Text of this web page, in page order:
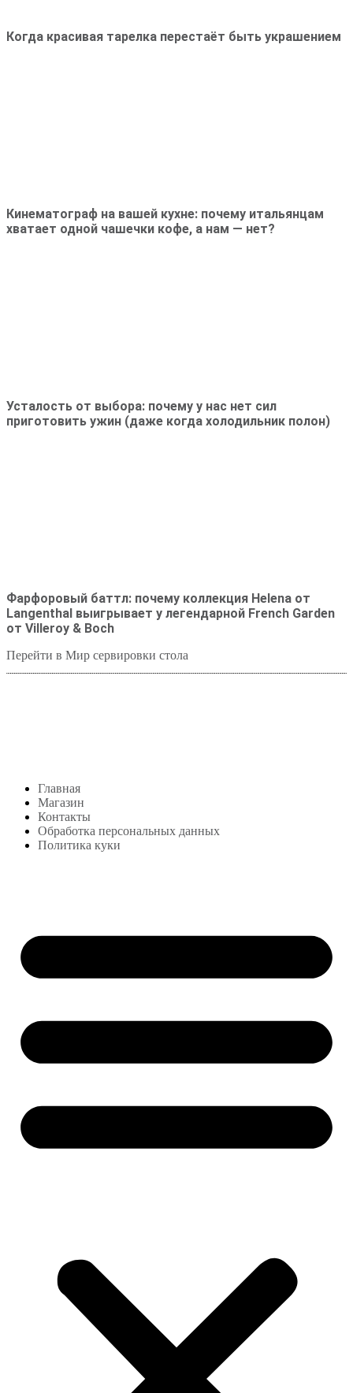
Когда красивая тарелка перестаёт быть украшением
Кинематограф на вашей кухне: почему итальянцам
хватает одной чашечки кофе, а нам — нет?
Усталость от выбора: почему у нас нет сил
приготовить ужин (даже когда холодильник полон)
Фарфоровый баттл: почему коллекция Helena от
Langenthal выигрывает у легендарной French Garden
от Villeroy & Boch
Перейти в Мир сервировки стола
Главная
Магазин
Контакты
Обработка персональных данных
Политика куки